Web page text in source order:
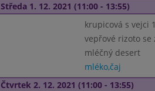
Středa 1. 12. 2021 (11:00 - 13:55)
krupicová s vejci
vepřové rizoto se
mléčný desert
mléko,čaj
Čtvrtek 2. 12. 2021 (11:00 - 13:55)